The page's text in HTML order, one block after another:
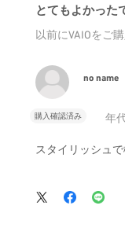
とてもよかった
以前にVAIOをご
no name
購入確認済み 年
スタイリッシュ